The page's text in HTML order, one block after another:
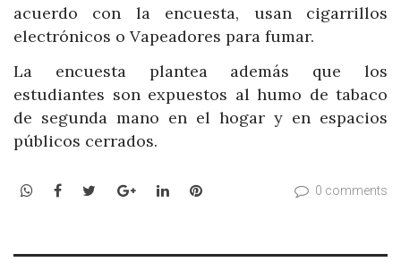
acuerdo con la encuesta, usan cigarrillos
electrónicos o Vapeadores para fumar.
La encuesta plantea además que los
estudiantes son expuestos al humo de tabaco
de segunda mano en el hogar y en espacios
públicos cerrados.
WhatsApp
Facebook
TwitterGoogle+LinkedInPinterest 0 comments